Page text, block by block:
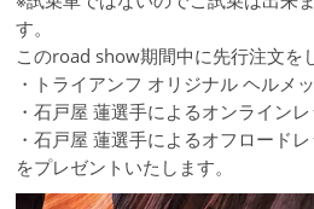
す。
このroad show期間中に先行注文を
・トライアンフ オリジナル ヘルメ
・石戸屋 蓮選手によるオンラインレ
・石戸屋 蓮選手によるオフロード
をプレゼントいたします。